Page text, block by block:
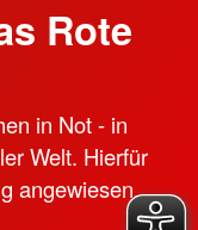
Rote
in Not - in
Welt. Hierfür
angewiesen.